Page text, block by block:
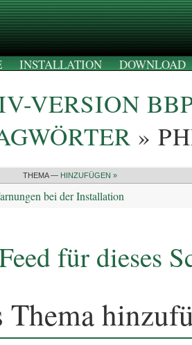
INSTALLATION DOWNLOAD
VERSION
»
THEMA — HINZUFÜGEN »
bei der Installation
für dieses
Thema